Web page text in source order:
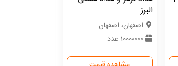
البرز
اصفهان، اصفهان
10000000 عدد